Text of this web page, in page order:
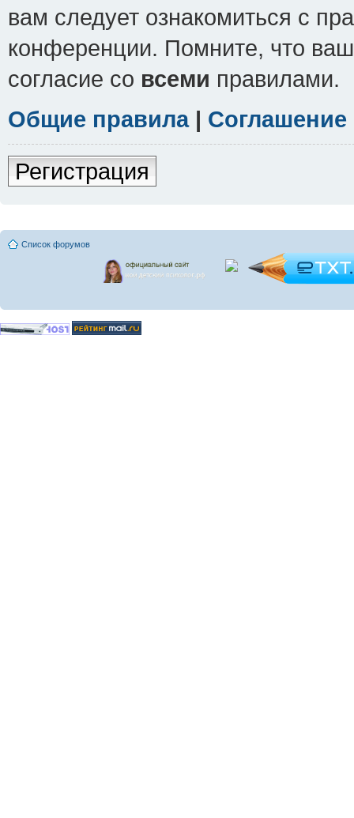
вам следует ознакомиться с
конференции. Помните, что
согласие со всеми правилами.
Общие правила|
Регистрация
Список форумов